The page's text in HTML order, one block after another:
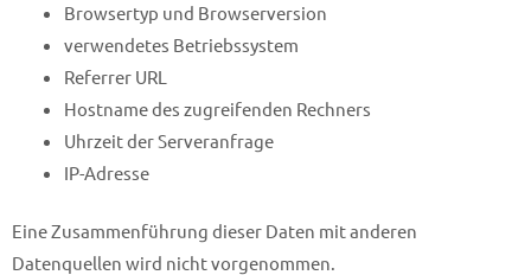
Browsertyp und Browserversion
verwendetes Betriebssystem
Referrer URL
Hostname des zugreifenden Rechners
Uhrzeit der Serveranfrage
IP-Adresse
Eine Zusammenführung dieser Daten mit anderen
Datenquellen wird nicht vorgenommen.